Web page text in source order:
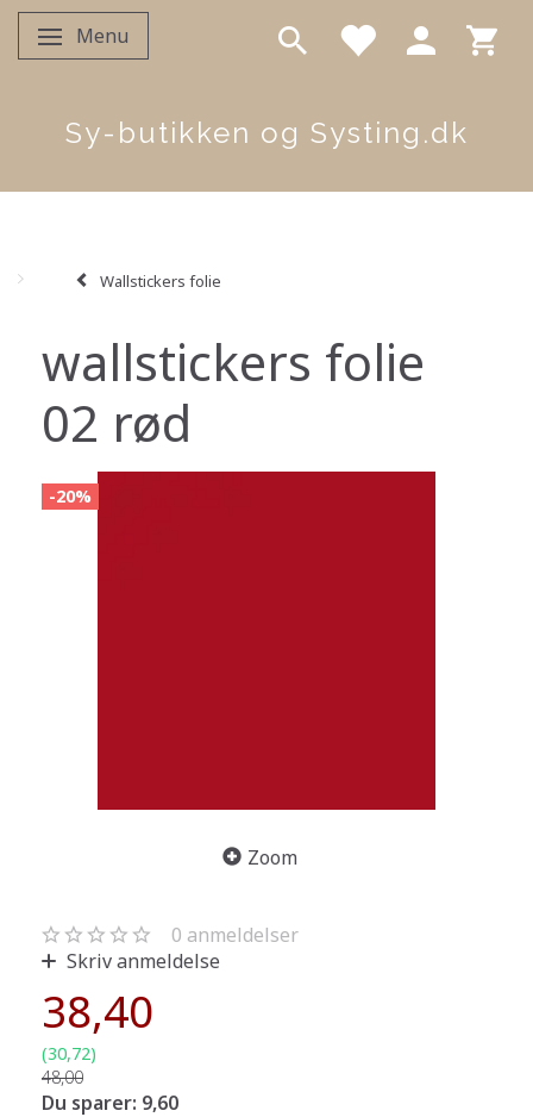
Skifte navigation
Menu
Sy-butikken og Systing.dk
Wallstickers folie
wallstickers folie
02 rød
-20%
Zoom
0 anmeldelser
Skriv anmeldelse
38,40
(30,72)
48,00
Du sparer: 9,60